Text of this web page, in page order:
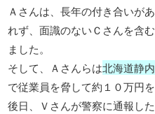
Ａさんは、長年の付き合いが
れず、面識のないＣさんを含
ました。
そして、Ａさんらは北海道静
で従業員を脅して約１０万円を
後日、Ｖさんが警察に通報し